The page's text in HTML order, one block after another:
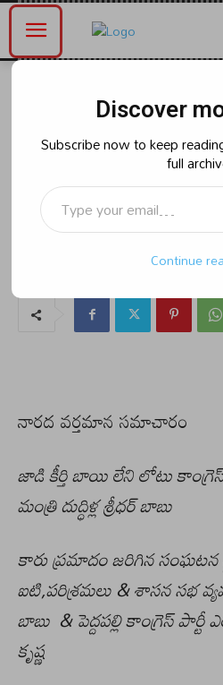
జాడి కీర్తి బాయి లేని
పార్టీకి తీరని లోటు :
శ్రీధర్ బాబు
Friday, May
నారద వర్తమాన సమాచారం
జాడి కీర్తి బాయి లేని లోటు
మంత్రి దుద్ధిళ్ల శ్రీధర్ బాబు
కారు ప్రమాదం జరిగిన సంఘటన
ఐటి,పరిశ్రమలు & శాసన సభ
బాబు & పెద్దపల్లి కాంగ్రెస్ పార్టీ
కృష్ణ
Discover
Subscribe now to keep
full
Type your email…
Continue